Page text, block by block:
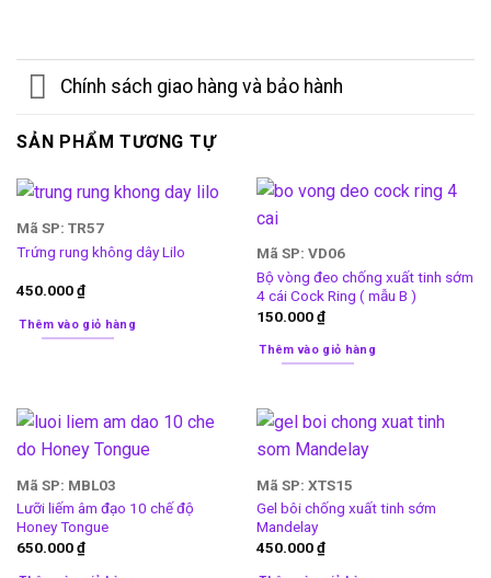
Chính sách giao hàng và bảo hành
SẢN PHẨM TƯƠNG TỰ
Mã SP: TR57
Trứng rung không dây Lilo
450.000₫
Thêm vào giỏ hàng
Mã SP: VD06
Bộ vòng đeo chống xuất tinh sớm
4 cái Cock Ring ( mẫu B )
150.000₫
Thêm vào giỏ hàng
Mã SP: MBL03
Lưỡi liếm âm đạo 10 chế độ
Honey Tongue
650.000₫
Mã SP: XTS15
Gel bôi chống xuất tinh sớm
Mandelay
450.000₫